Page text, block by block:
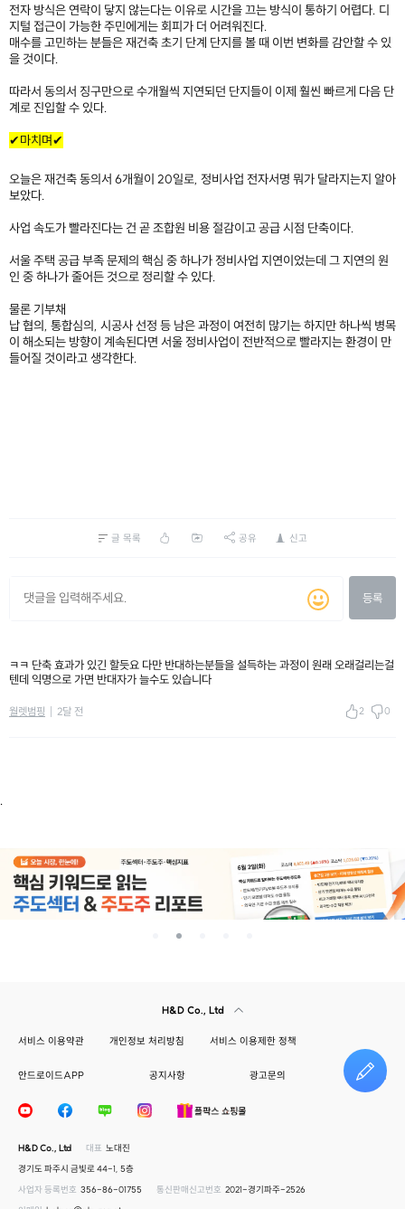
전자 방식은 연락이 닿지 않는다는 이유로 시간을 끄는 방식이 통하기 어렵다. 디
지털 접근이 가능한 주민에게는 회피가 더 어려워진다.
매수를 고민하는 분들은 재건축 초기 단계 단지를 볼 때 이번 변화를 감안할 수 있
을 것이다.
따라서 동의서 징구만으로 수개월씩 지연되던 단지들이 이제 훨씬 빠르게 다음 단
계로 진입할 수 있다.
✔마치며✔
오늘은 재건축 동의서 6개월이 20일로, 정비사업 전자서명 뭐가 달라지는지 알아
보았다.
사업 속도가 빨라진다는 건 곧 조합원 비용 절감이고 공급 시점 단축이다.
서울 주택 공급 부족 문제의 핵심 중 하나가 정비사업 지연이었는데 그 지연의 원
인 중 하나가 줄어든 것으로 정리할 수 있다.
물론 기부채
납 협의, 통합심의, 시공사 선정 등 남은 과정이 여전히 많기는 하지만 하나씩 병목
이 해소되는 방향이 계속된다면 서울 정비사업이 전반적으로 빨라지는 환경이 만
들어질 것이라고 생각한다.
글 목록 공유 신고
등록
ㅋㅋ 단축 효과가 있긴 할듯요 다만 반대하는분들을 설득하는 과정이 원래 오래걸리는걸
텐데 익명으로 가면 반대자가 늘수도 있습니다
월렛범핑 2달 전 2 0
.
H&D Co., Ltd
서비스 이용약관 개인정보 처리방침 서비스 이용제한 정책
안드로이드APP 공지사항 광고문의 건의하기
H&D Co., Ltd 대표 노대진
경기도 파주시 금빛로 44-1, 5층
사업자 등록번호 356-86-01755 통신판매신고번호 2021-경기파주-2526